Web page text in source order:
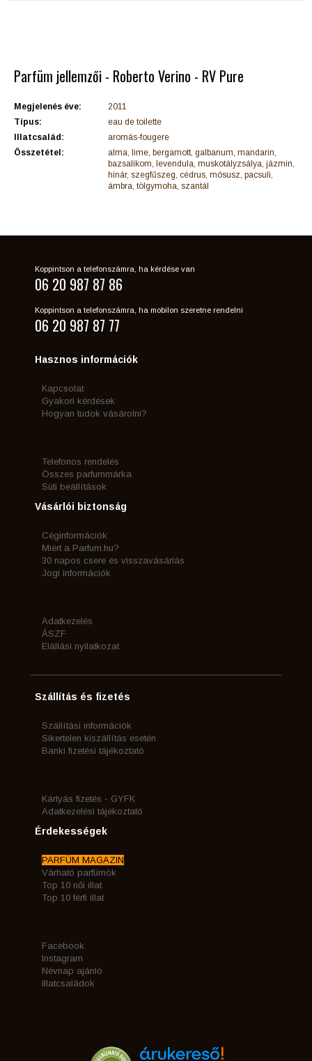
Parfüm jellemzői - Roberto Verino - RV Pure
Megjelenés éve:
2011
Típus:
eau de toilette
Illatcsalád:
aromás-fougere
Összetétel:
alma, lime, bergamott, galbanum, mandarin,
bazsalikom, levendula, muskotályzsálya, jázmin,
hínár, szegfűszeg, cédrus, mósusz, pacsuli,
ámbra, tölgymoha, szantál
Koppintson a telefonszámra, ha kérdése van
06 20 987 87 86
Koppintson a telefonszámra, ha mobilon szeretne rendelni
06 20 987 87 77
Hasznos információk
Kapcsolat
Gyakori kérdések
Hogyan tudok vásárolni?
Telefonos rendelés
Összes parfummárka
Süti beállítások
Vásárlói biztonság
Céginformációk
Miért a Parfum.hu?
30 napos csere és visszavásárlás
Jogi információk
Adatkezelés
ÁSZF
Elállási nyilatkozat
Szállítás és fizetés
Szállítási információk
Sikertelen kiszállítás esetén
Banki fizetési tájékoztató
Kártyás fizetés - GYFK
Adatkezelési tájékoztató
Érdekességek
PARFÜM MAGAZIN
Várható parfümök
Top 10 női illat
Top 10 férfi illat
Facebook
Instagram
Névnap ajánló
Illatcsaládok